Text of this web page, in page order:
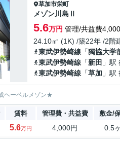
草加市栄町
メゾン川島Ⅱ
5.6万円 管理/共益費
24.10㎡ (1K) /築22年 /2階
東武伊勢崎線 「獨協大学
東武伊勢崎線 「新田 」駅
東武伊勢崎線 「草加 」駅
ヘーベルメゾン★
賃料 管理費・共益費 敷金/
5.6万円 4,000円 0.5